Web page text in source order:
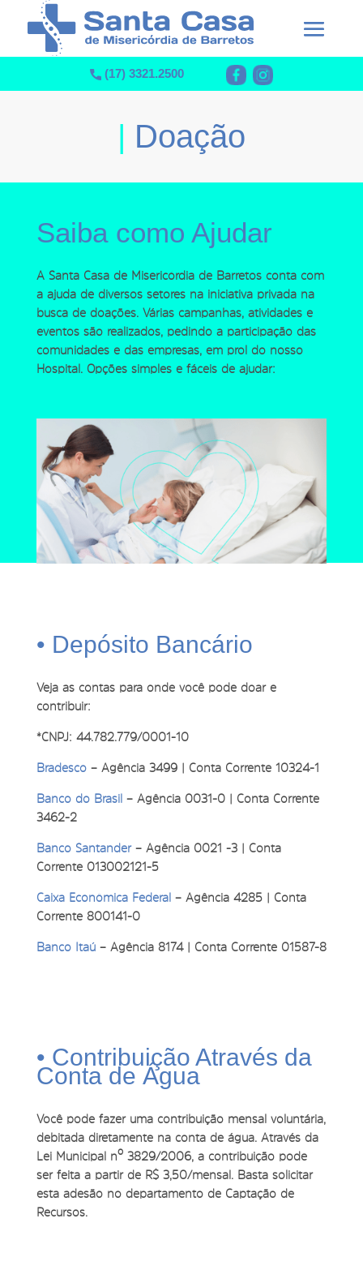
(17) 3321.2500
| Doação
Saiba como Ajudar
A Santa Casa de Misericórdia de Barretos conta com
a ajuda de diversos setores na iniciativa privada na
busca de doações. Várias campanhas, atividades e
eventos são realizados, pedindo a participação das
comunidades e das empresas, em prol do nosso
Hospital. Opções simples e fáceis de ajudar:
• Depósito Bancário
Veja as contas para onde você pode doar e
contribuir:
*CNPJ: 44.782.779/0001-10
Bradesco– Agência 3499 | Conta Corrente 10324-1
Banco do Brasil– Agência 0031-0 | Conta Corrente
3462-2
Banco Santander– Agência 0021 -3 | Conta
Corrente 013002121-5
Caixa Econômica Federal– Agência 4285 | Conta
Corrente 800141-0
Banco Itaú– Agência 8174 | Conta Corrente 01587-8
• Contribuição Através da
Conta de Água
Você pode fazer uma contribuição mensal voluntária,
debitada diretamente na conta de água. Através da
Lei Municipal nº 3829/2006, a contribuição pode
ser feita a partir de R$ 3,50/mensal. Basta solicitar
esta adesão no departamento de Captação de
Recursos.